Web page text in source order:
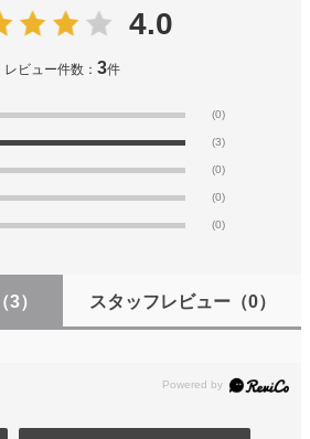
4.0
レビュー件数：3件
(0)
(3)
(0)
(0)
(0)
（3） スタッフレビュー（0）